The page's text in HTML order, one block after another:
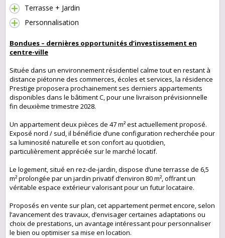
Terrasse + Jardin
Personnalisation
Bondues – dernières opportunités d’investissement en
centre-ville
Située dans un environnement résidentiel calme tout en restant à
distance piétonne des commerces, écoles et services, la résidence
Prestige proposera prochainement ses derniers appartements
disponibles dans le bâtiment C, pour une livraison prévisionnelle
fin deuxième trimestre 2028.
Un appartement deux pièces de 47 m² est actuellement proposé.
Exposé nord / sud, il bénéficie d’une configuration recherchée pour
sa luminosité naturelle et son confort au quotidien,
particulièrement appréciée sur le marché locatif.
Le logement, situé en rez-de-jardin, dispose d’une terrasse de 6,5
m² prolongée par un jardin privatif d’environ 80 m², offrant un
véritable espace extérieur valorisant pour un futur locataire.
Proposés en vente sur plan, cet appartement permet encore, selon
l’avancement des travaux, d’envisager certaines adaptations ou
choix de prestations, un avantage intéressant pour personnaliser
le bien ou optimiser sa mise en location.